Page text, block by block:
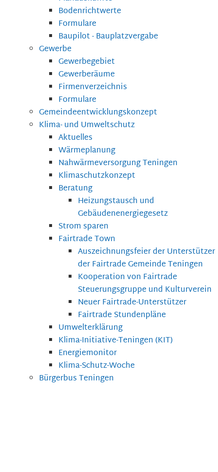
Bodenrichtwerte
Formulare
Baupilot - Bauplatzvergabe
Gewerbe
Gewerbegebiet
Gewerberäume
Firmenverzeichnis
Formulare
Gemeindeentwicklungskonzept
Klima- und Umweltschutz
Aktuelles
Wärmeplanung
Nahwärmeversorgung Teningen
Klimaschutzkonzept
Beratung
Heizungstausch und
Gebäudenenergiegesetz
Strom sparen
Fairtrade Town
Auszeichnungsfeier der Unterstützer
der Fairtrade Gemeinde Teningen
Kooperation von Fairtrade
Steuerungsgruppe und Kulturverein
Neuer Fairtrade-Unterstützer
Fairtrade Stundenpläne
Umwelterklärung
Klima-Initiative-Teningen (KIT)
Energiemonitor
Klima-Schutz-Woche
Bürgerbus Teningen